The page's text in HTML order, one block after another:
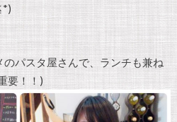
パスタ屋さんで、ランチも兼ね
要！！)